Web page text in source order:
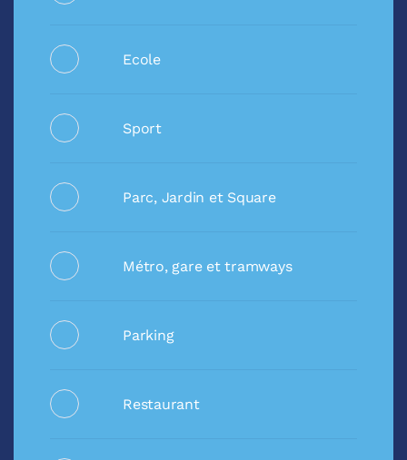
Ecole
Sport
Parc, Jardin et Square
Métro, gare et tramways
Parking
Restaurant